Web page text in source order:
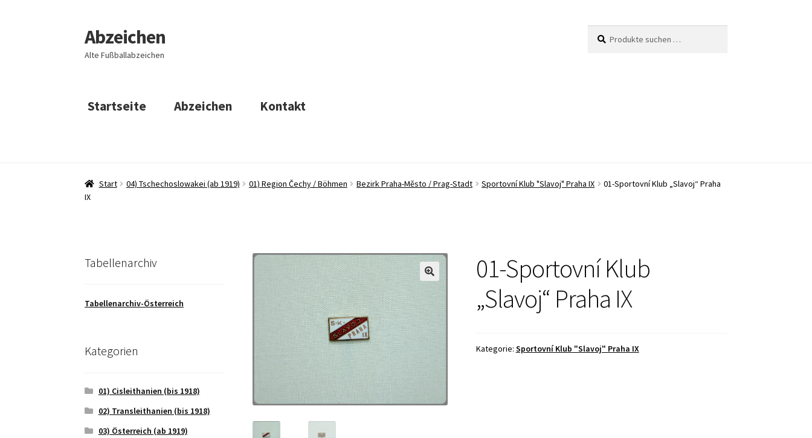
Zur
Navigation
springen
Zum
Inhalt
springen
Abzeichen
Alte Fußballabzeichen
nach:
Startseite Abzeichen Kontakt
Start 04) Tschechoslowakei (ab 1919) 01) Region Čechy / Böhmen Bezirk Praha-Město / Prag-Stadt Sportovní Klub "Slavoj" Praha IX
01-Sportovní Klub „Slavoj“ Praha
IX
01-Sportovní Klub
„Slavoj“ Praha IX
Kategorie: Sportovní Klub "Slavoj" Praha IX
Tabellenarchiv
Tabellenarchiv-Österreich
Kategorien
01) Cisleithanien (bis 1918)
02) Transleithanien (bis 1918)
03) Österreich (ab 1919)